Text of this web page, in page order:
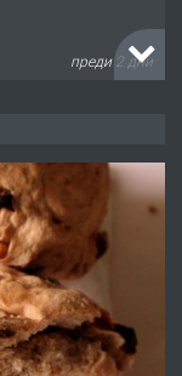
преди 2 дни
СГРАДА КВ.